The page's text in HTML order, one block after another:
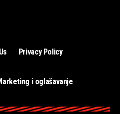
Privacy Policy
i oglašavanje